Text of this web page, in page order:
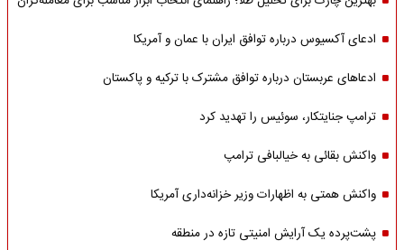
ادعای آکسیوس درباره توافق ایران با عمان و آمریکا
ادعاهای عربستان درباره توافق مشترک با ترکیه و پاکستان
ترامپ جنایتکار، سوئیس را تهدید کرد
واکنش بقائی به خیالبافی ترامپ
واکنش همتی به اظهارات وزیر خزانه‌داری آمریکا
پشت‌پرده یک آرایش امنیتی تازه در منطقه